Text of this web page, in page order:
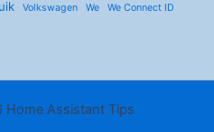
Volkswagen We We Connect ID
Assistant Tips